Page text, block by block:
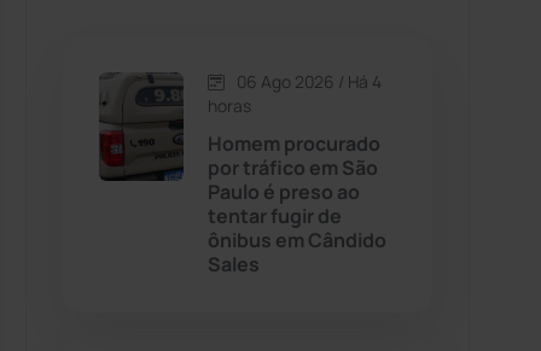
Caetité (1504)
Candiba (157)
Cândido Sales
06 Ago 2026 / Há 4
horas
Homem procurado
por tráfico em São
Paulo é preso ao
tentar fugir de
ônibus em Cândido
Sales